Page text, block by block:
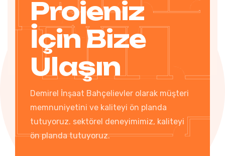
Projeniz
İçin Bize
Ulaşın
Demirel İnşaat Bahçelievler olarak müşteri
memnuniyetini ve kaliteyi ön planda
tutuyoruz. sektörel deneyimimiz, kaliteyi
ön planda tutuyoruz.